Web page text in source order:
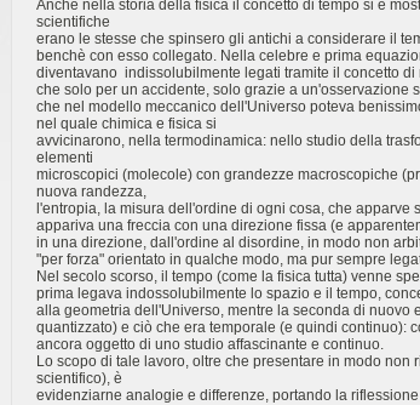
Anche nella storia della fisica il concetto di tempo si è
scientifiche
erano le stesse che spinsero gli antichi a considerare il
benchè con esso collegato. Nella celebre e prima
diventavano indissolubilmente legati tramite il concetto
che solo per un accidente, solo grazie a un'osservazione
che nel modello meccanico dell'Universo poteva
nel quale chimica e fisica si
avvicinarono, nella termodinamica: nello studio della
elementi
microscopici (molecole) con grandezze macroscopiche
nuova randezza,
l'entropia, la misura dell'ordine di ogni cosa, che
appariva una freccia con una direzione fissa (e
in una direzione, dall'ordine al disordine, in modo non
"per forza" orientato in qualche modo, ma pur sempre
Nel secolo scorso, il tempo (come la fisica tutta) venne
prima legava indossolubilmente lo spazio e il tempo,
alla geometria dell'Universo, mentre la seconda di nuovo
quantizzato) e ciò che era temporale (e quindi continuo):
ancora oggetto di uno studio affascinante e continuo.
Lo scopo di tale lavoro, oltre che presentare in modo
scientifico), è
evidenziarne analogie e differenze, portando la